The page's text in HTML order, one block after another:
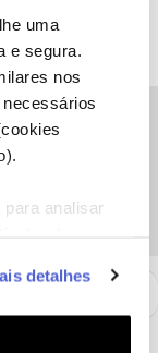
uma
e segura.
nos
analisar
e
interesses
gerir a
detalhes
Marque
comentários.
para estar